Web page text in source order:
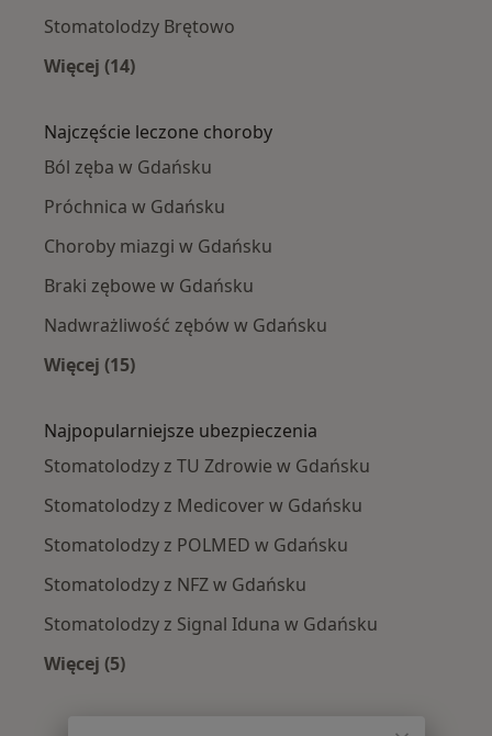
Stomatolodzy Brętowo
Więcej (14)
Najczęście leczone choroby
Ból zęba w Gdańsku
Próchnica w Gdańsku
Choroby miazgi w Gdańsku
Braki zębowe w Gdańsku
Nadwrażliwość zębów w Gdańsku
Więcej (15)
Najpopularniejsze ubezpieczenia
Stomatolodzy z TU Zdrowie w Gdańsku
Stomatolodzy z Medicover w Gdańsku
Stomatolodzy z POLMED w Gdańsku
Stomatolodzy z NFZ w Gdańsku
Stomatolodzy z Signal Iduna w Gdańsku
Więcej (5)